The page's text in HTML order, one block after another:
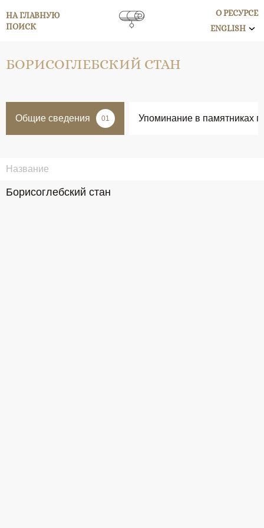
НА ГЛАВНУЮ
ПОИСК
О РЕСУРСЕ
ENGLISH
БОРИСОГЛЕБСКИЙ СТАН
Общие сведения 01 Упоминание в памятниках
Название
Борисоглебский стан